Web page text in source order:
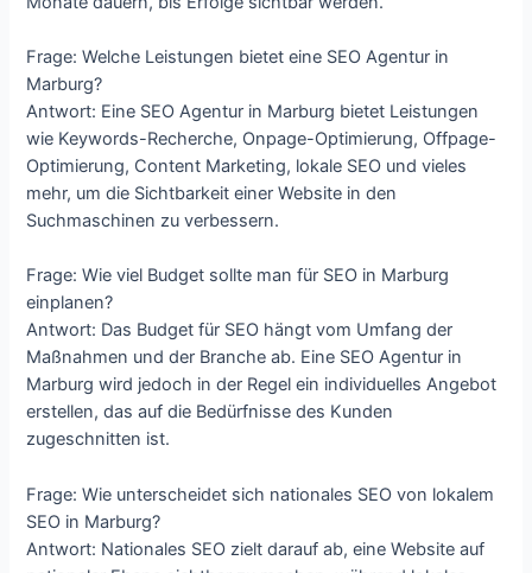
Frage: Welche Leistungen bietet eine SEO Agentur in
Marburg?
Antwort: Eine SEO Agentur in Marburg bietet Leistungen
wie Keywords-Recherche, Onpage-Optimierung, Offpage-
Optimierung, Content Marketing, lokale SEO und vieles
mehr, um die Sichtbarkeit einer Website in den
Suchmaschinen zu verbessern.
Frage: Wie viel Budget sollte man für SEO in Marburg
einplanen?
Antwort: Das Budget für SEO hängt vom Umfang der
Maßnahmen und der Branche ab. Eine SEO Agentur in
Marburg wird jedoch in der Regel ein individuelles Angebot
erstellen, das auf die Bedürfnisse des Kunden
zugeschnitten ist.
Frage: Wie unterscheidet sich nationales SEO von lokalem
SEO in Marburg?
Antwort: Nationales SEO zielt darauf ab, eine Website auf